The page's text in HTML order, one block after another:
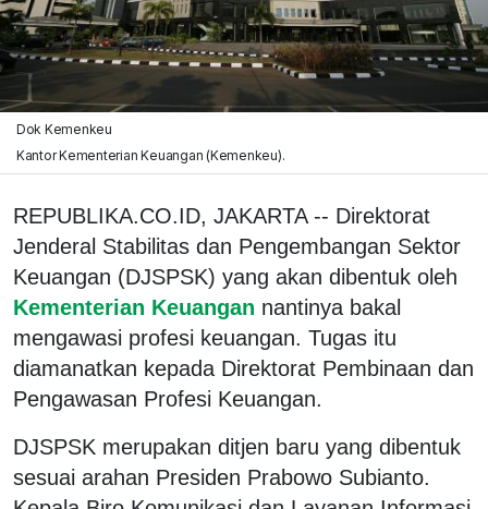
Dok Kemenkeu
Kantor Kementerian Keuangan (Kemenkeu).
REPUBLIKA.CO.ID, JAKARTA -- Direktorat
Jenderal Stabilitas dan Pengembangan Sektor
Keuangan (DJSPSK) yang akan dibentuk oleh
Kementerian Keuangan nantinya bakal
mengawasi profesi keuangan. Tugas itu
diamanatkan kepada Direktorat Pembinaan dan
Pengawasan Profesi Keuangan.
DJSPSK merupakan ditjen baru yang dibentuk
sesuai arahan Presiden Prabowo Subianto.